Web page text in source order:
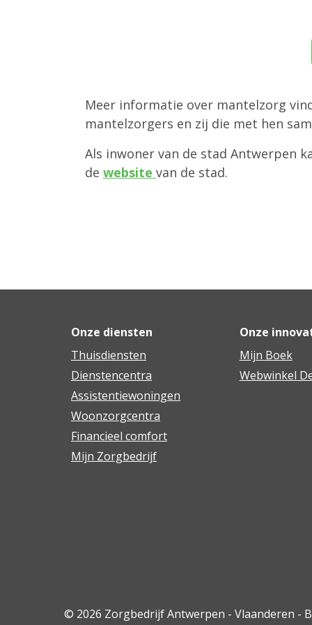
Meer informatie over mantelzorg
mantelzorgers en zij die met hen
Als inwoner van de stad Antwerpen
de website van de stad.
Onze diensten
Thuisdiensten
Dienstencentra
Assistentiewoningen
Woonzorgcentra
Financieel comfort
Mijn Zorgbedrijf
Onze
Mijn Boek
Webwinkel
© 2026 Zorgbedrijf Antwerpen - Vlaanderen -